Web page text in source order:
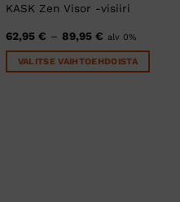
KASK Zen Visor -visiiri
62,95 € – 89,95 €Hintaluokka:
-
89,95 €
alv 0%
VALITSE VAIHTOEHDOISTA